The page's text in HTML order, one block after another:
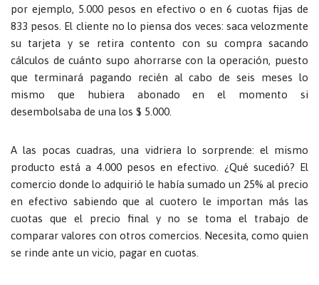
por ejemplo, 5.000 pesos en efectivo o en 6 cuotas fijas de
833 pesos. El cliente no lo piensa dos veces: saca velozmente
su tarjeta y se retira contento con su compra sacando
cálculos de cuánto supo ahorrarse con la operación, puesto
que terminará pagando recién al cabo de seis meses lo
mismo que hubiera abonado en el momento si
desembolsaba de una los $ 5.000.
A las pocas cuadras, una vidriera lo sorprende: el mismo
producto está a 4.000 pesos en efectivo. ¿Qué sucedió? El
comercio donde lo adquirió le había sumado un 25% al precio
en efectivo sabiendo que al cuotero le importan más las
cuotas que el precio final y no se toma el trabajo de
comparar valores con otros comercios. Necesita, como quien
se rinde ante un vicio, pagar en cuotas.